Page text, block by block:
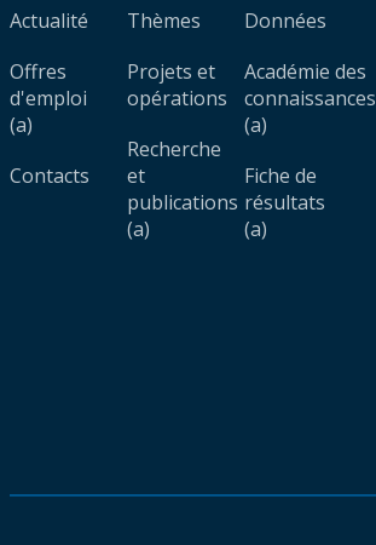
Actualité
Offres
d'emploi
(a)
Contacts
Thèmes
Projets et
opérations
Recherche
et
publications
(a)
Données
Académie des
connaissances
(a)
Fiche de
résultats
(a)